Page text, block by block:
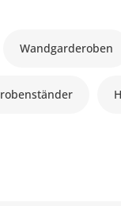
Wandgarderoben